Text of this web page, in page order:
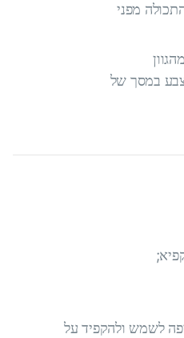
מפני
במסך של
לשמש ולהקפיד על